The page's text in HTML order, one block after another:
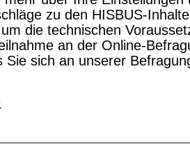
zu den HISBUS-
die technischen
an der Online-
Sie sich an unserer